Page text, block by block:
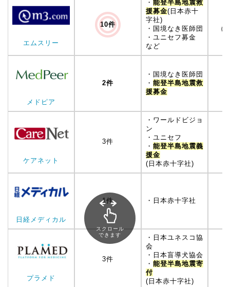
エムスリー
10件
・ 能登半島地震救
援募金(日本赤十
字社)
・国境なき医師団
・ユニセフ募金
など
（
メドピア
2件
・国境なき医師団
・ 能登半島地震救
援募金
ケアネット
3件
・ワールドビジョ
ン
・ユニセフ
・ 能登半島地震義
援金
(日本赤十字社)
日経メディカル
1件 ・日本赤十字社
プラメド
3件
・日本ユネスコ協
会
・日本盲導犬協会
・ 能登半島地震寄
付
(日本赤十字社)
スクロール
できます